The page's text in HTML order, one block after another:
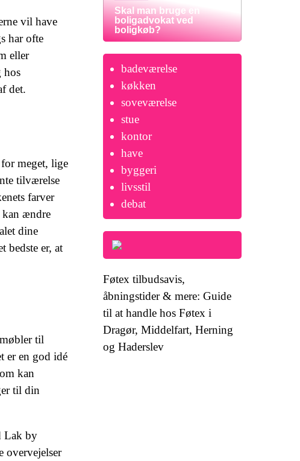
vil have
har ofte
eller
hos
det.
meget, lige
tilværelse
farver
kan ændre
dine
bedste er, at
til
er en god idé
kan
til din
Lak by
overvejelser
Skal man bruge en
boligadvokat ved
boligkøb?
badeværelse
køkken
soveværelse
stue
kontor
have
byggeri
livsstil
debat
Føtex tilbudsavis,
åbningstider & mere: Guide
til at handle hos Føtex i
Dragør, Middelfart, Herning
og Haderslev